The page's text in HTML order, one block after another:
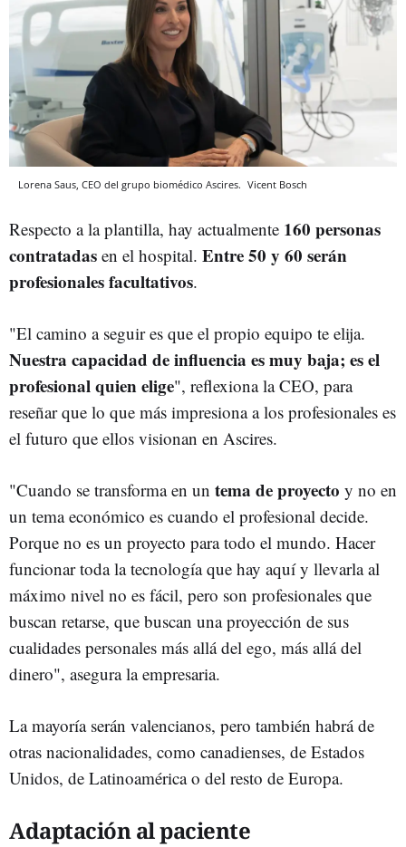
Lorena Saus, CEO del grupo biomédico Ascires. Vicent Bosch
Respecto a la plantilla, hay actualmente 160 personas
contratadas en el hospital. Entre 50 y 60 serán
profesionales facultativos.
"El camino a seguir es que el propio equipo te elija.
Nuestra capacidad de influencia es muy baja; es el
profesional quien elige", reflexiona la CEO, para
reseñar que lo que más impresiona a los profesionales es
el futuro que ellos visionan en Ascires.
"Cuando se transforma en un tema de proyecto y no en
un tema económico es cuando el profesional decide.
Porque no es un proyecto para todo el mundo. Hacer
funcionar toda la tecnología que hay aquí y llevarla al
máximo nivel no es fácil, pero son profesionales que
buscan retarse, que buscan una proyección de sus
cualidades personales más allá del ego, más allá del
dinero", asegura la empresaria.
La mayoría serán valencianos, pero también habrá de
otras nacionalidades, como canadienses, de Estados
Unidos, de Latinoamérica o del resto de Europa.
Adaptación al paciente